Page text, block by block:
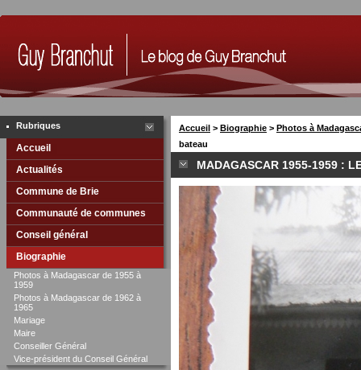
Rubriques
Accueil
Actualités
Commune de Brie
Communauté de communes
Conseil général
Biographie
Photos à Madagascar de 1955 à
1959
Photos à Madagascar de 1962 à
1965
Mariage
Maire
Conseiller Général
Vice-président du Conseil Général
Accueil > Biographie > Photos à
bateau
MADAGASCAR 1955-1959 :